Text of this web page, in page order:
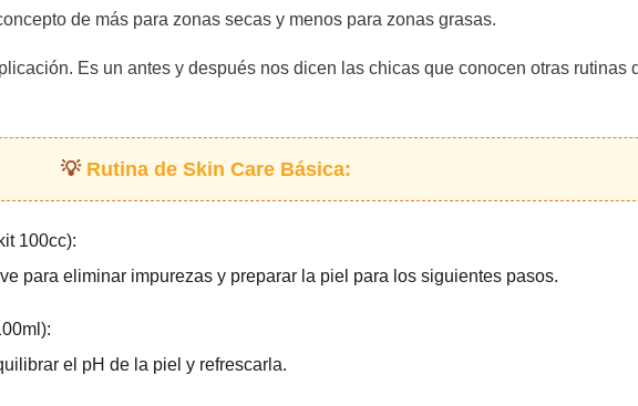
de más para zonas secas y menos para zonas grasas.
Es un antes y después nos dicen las chicas que conocen otras rutinas
Rutina de Skin Care Básica:
100cc):
para eliminar impurezas y preparar la piel para los siguientes pasos.
el pH de la piel y refrescarla.